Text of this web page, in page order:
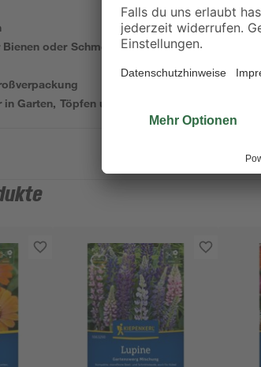
oder Schmetterlinge
Garten, Töpfen und Kästen